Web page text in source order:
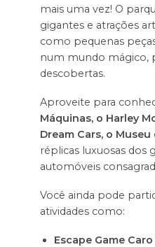
mais uma vez! O
gigantes e atrações
como pequenas
num mundo mágico,
descobertas.
Aproveite para
Máquinas, o Harley
Dream Cars, o
réplicas luxuosas dos
automóveis
Você ainda pode
atividades como:
Escape Game